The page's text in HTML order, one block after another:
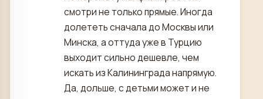
смотри не только прямые. Иногда
долететь сначала до Москвы или
Минска, а оттуда уже в Турцию
выходит сильно дешевле, чем
искать из Калининграда напрямую.
Да, дольше, с детьми может и не